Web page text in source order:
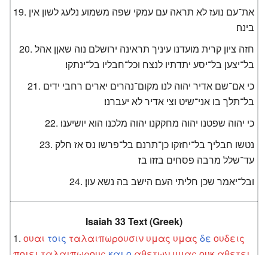
את־עם נועז לא תראה עם עמקי שפה משמוע נלעג לשון אין
בינה׃
חזה ציון קרית מועדנו עיניך תראינה ירושלם נוה שאןן אהל
בל־יצען בל־יסע יתדתיו לנצח וכל־חבליו בל־ינתקו׃
כי אם־שם אדיר יהוה לנו מקום־נהרים יארים רחבי ידים
בל־תלך בו אני־שיט וצי אדיר לא יעברנו׃
כי יהוה שפטנו יהוה מחקקנו יהוה מלכנו הוא יושיענו׃
נטשו חבליך בל־יחזקו כן־תרנם בל־פרשו נס אז חלק
עד־שלל מרבה פסחים בזזו בז׃
ובל־יאמר שכן חליתי העם הישב בה נשא עון׃
Isaiah 33 Text (Greek)
ουαι τοις ταλαιπωρουσιν υμας υμας δε ουδεις